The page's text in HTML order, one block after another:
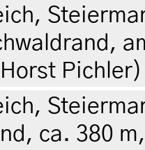
ca. 380